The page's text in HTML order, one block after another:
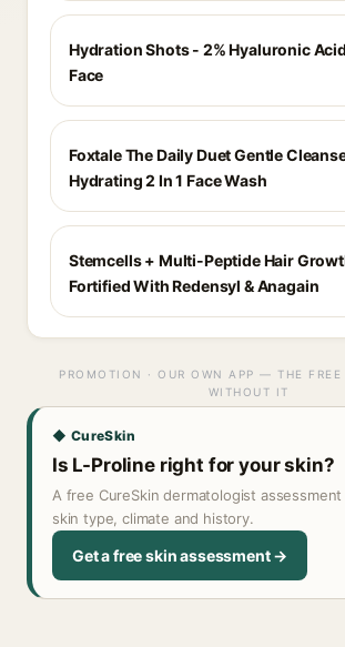
Hydration Shots - 2% Hyaluronic
Face
Foxtale The Daily Duet Gentle
Hydrating 2 In 1 Face Wash
Stemcells + Multi-Peptide Hair
Fortified With Redensyl & Anagain
PROMOTION · OUR OWN APP — THE FREE
WITHOUT IT
◆ CureSkin
Is L-Proline right for your skin?
A free CureSkin dermatologist
skin type, climate and history.
Get a free skin assessment →